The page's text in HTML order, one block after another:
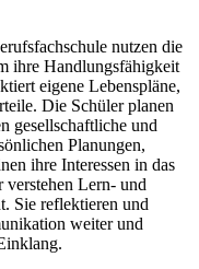
nutzen die
ihre Handlungsfähigkeit
eigene Lebenspläne,
Die Schüler planen
gesellschaftliche und
Planungen,
ihre Interessen in das
Lern- und
Sie reflektieren und
weiter und